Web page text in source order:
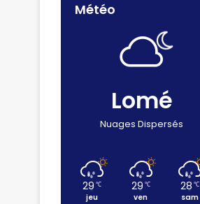
Météo
Lomé
Nuages Dispersés
29 ℃
jeu
29 ℃
ven
28 ℃
sam